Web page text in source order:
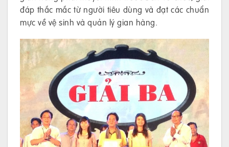
đáp thắc mắc từ người tiêu dùng và đạt các chuẩn
mực về vệ sinh và quản lý gian hàng.